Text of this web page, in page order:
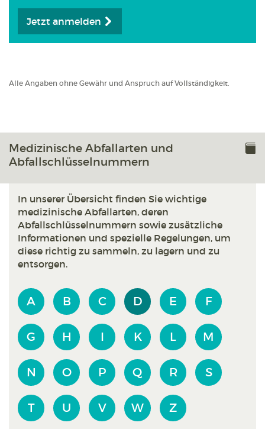
Jetzt anmelden
Alle Angaben ohne Gewähr und Anspruch auf Vollständigkeit.
Medizinische Abfallarten und
Abfallschlüsselnummern
In unserer Übersicht finden Sie wichtige
medizinische Abfallarten, deren
Abfallschlüsselnummern sowie zusätzliche
Informationen und spezielle Regelungen, um
diese richtig zu sammeln, zu lagern und zu
entsorgen.
A B C D E F
G H I K L M
N O P Q R S
T U V W Z